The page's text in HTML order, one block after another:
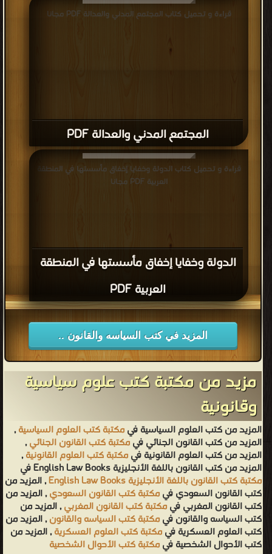
المجتمع المدني والعدالة PDF
قراءة و تحميل كتاب المجتمع المدني والعدالة PDF مجانا
الدولة وخفايا إخفاق مأسستها في المنطقة
العربية PDF
قراءة و تحميل كتاب الدولة وخفايا إخفاق مأسستها في المنطقة
العربية PDF مجانا
المزيد في كتب السياسه والقانون ..
مزيد من مكتبة كتب علوم سياسية
وقانونية
المزيد من كتب العلوم السياسية فيمكتبة كتب العلوم السياسية,
المزيد من كتب القانون الجنائي فيمكتبة كتب القانون الجنائي,
المزيد من كتب العلوم القانونية فيمكتبة كتب العلوم القانونية,
المزيد من كتب القانون باللغة الأنجليزية English Law Books في
مكتبة كتب القانون باللغة الأنجليزية English Law Books , المزيد من
كتب القانون السعودي فيمكتبة كتب القانون السعودي, المزيد من
كتب القانون المغربي فيمكتبة كتب القانون المغربي, المزيد من
كتب السياسه والقانون فيمكتبة كتب السياسه والقانون, المزيد من
كتب العلوم العسكرية فيمكتبة كتب العلوم العسكرية, المزيد من
كتب الأحوال الشخصية فيمكتبة كتب الأحوال الشخصية